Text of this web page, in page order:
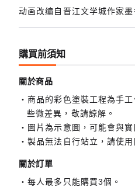
动画改编自晋江文学城作家
購買前須知
關於商品
商品的彩色塗裝工程為手
些微差異，敬請諒解。
圖片為示意圖，可能會與實
製品無法自行站立，請使用
關於訂單
每人最多只能購買3個。